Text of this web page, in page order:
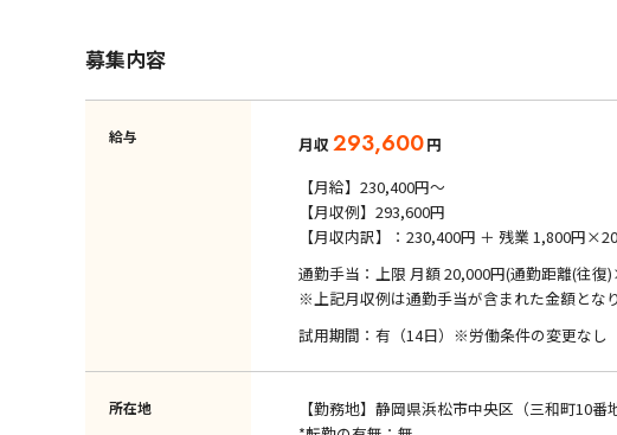
募集内容
給与 月収 293,600円
【月給】230,400円～
【月収例】293,600円
【月収内訳】：230,400円 ＋ 残業 1,800円
通勤手当：上限 月額 20,000円(通勤距離(往
※上記月収例は通勤手当が含まれた金額とな
試用期間：有（14日）※労働条件の変更なし
所在地
【勤務地】静岡県浜松市中央区（三和町10番地